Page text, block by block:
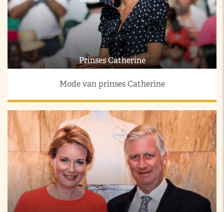
Prinses Catherine
Mode van prinses Catherine